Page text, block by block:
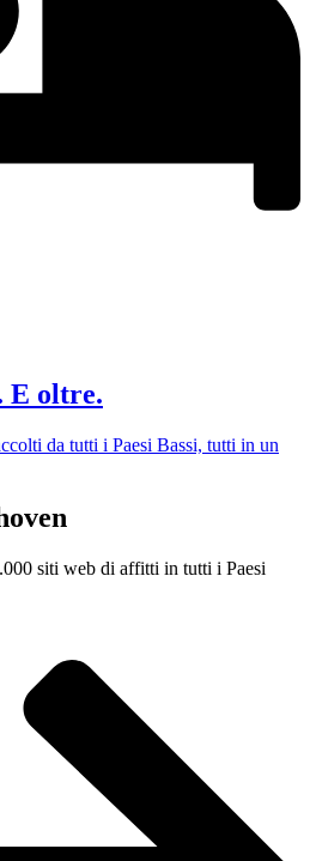
E oltre.
da tutti i Paesi Bassi, tutti in un
siti web di affitti in tutti i Paesi